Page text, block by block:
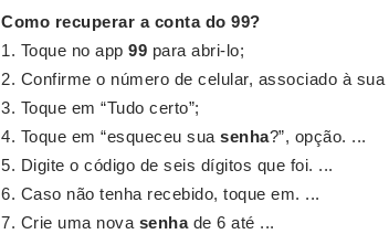
Como recuperar a contado 99?
Toque no app 99 para abri-lo;
Confirme o número de celular, associado à sua
Toque em “Tudo certo”;
Toque em “esqueceu sua senha?”, opção. ...
Digite o código de seis dígitos que foi. ...
Caso não tenha recebido, toque em. ...
Crie uma nova senhade 6 até ...